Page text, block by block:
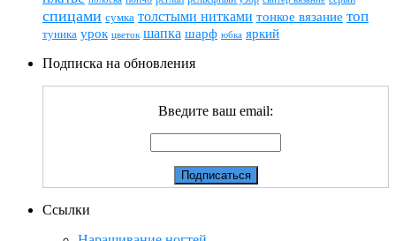
спицами сумка толстыми нитками тонкое вязание топ
туника урок цветок шапка шарф юбка яркий
Подписка на обновления
Введите ваш email:
Ссылки